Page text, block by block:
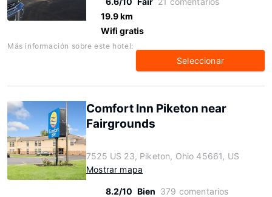
19.9 km
Wifi gratis
Más información sobre este hotel:
Seleccionar
Comfort Inn Piketon near
Fairgrounds
7525 US 23, Piketon, Ohio 45661, US
Mostrar mapa
8.2/10 Bien 379 comentarios